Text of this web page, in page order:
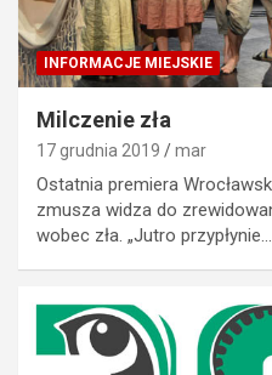
INFORMACJE MIEJSKIE
Milczenie zła
17 grudnia 2019 mar
Ostatnia premiera
zmusza widza do
wobec zła. „Jutro przypłynie…